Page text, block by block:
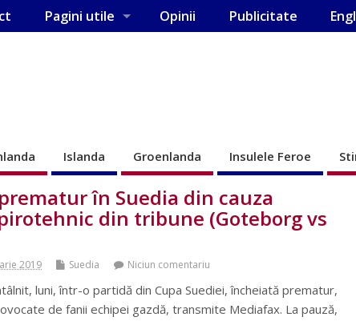
Pagini utile Opinii Publicitate
Islanda Groenlanda Insulele Feroe
în Suedia din cauza
din tribune (Goteborg vs
2019 Suedia Niciun comentariu
luni, într-o partidă din Cupa Suediei, încheiată prematur,
de fanii echipei gazdă, transmite Mediafax. La pauză,